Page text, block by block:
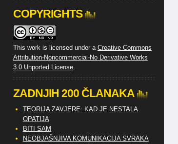
COPYRIGHTS
This work is licensed under a Creative Commons
Attribution-Noncommercial-No Derivative Works
3.0 Unported License.
ZADNJIH 200 ČLANAKA
TEORIJA ZAVJERE: KAD JE NESTALA
OPATIJA
BITI SAM
NEOBJAŠNJIVA KOMUNIKACIJA SVRAKA